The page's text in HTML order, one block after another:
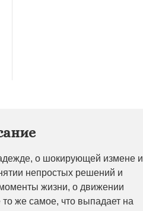
о шокирующей измене и
непростых решений и
жизни, о движении
же самое, что выпадает на